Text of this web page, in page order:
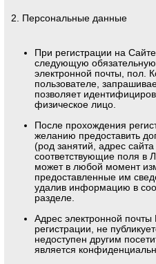
2. Персональные данные
При регистрации на
следующую
электронной почты, пол.
пользователе,
позволяет
физическое лицо.
После прохождения
желанию предоставить
(род занятий, адрес
соответствующие поля в
может в любой момент
предоставленные им
удалив информацию в
разделе.
Адрес электронной почты
регистрации, не
недоступен другим
является